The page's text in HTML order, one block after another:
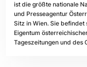
ist die größte nationale
und Presseagentur
Sitz in Wien. Sie befindet
Eigentum
Tageszeitungen und des